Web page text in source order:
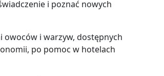
i poznać nowych
owoców i warzyw, dostępnych
po pomoc w hotelach